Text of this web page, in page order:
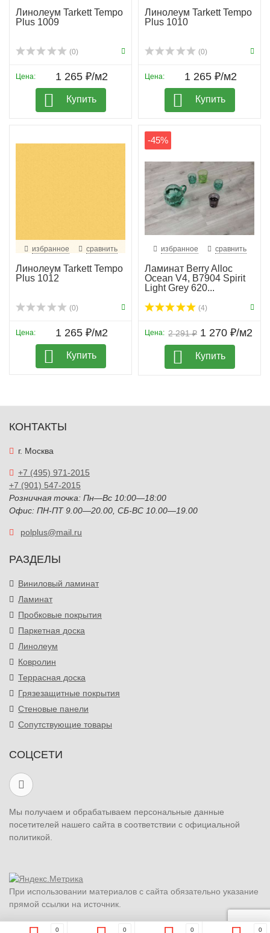
Линолеум Tarkett Tempo
Plus 1009
(0)
Цена: 1 265 ₽/м2
Купить
Линолеум Tarkett Tempo
Plus 1010
(0)
Цена: 1 265 ₽/м2
Купить
избранное сравнить
Линолеум Tarkett Tempo
Plus 1012
(0)
Цена: 1 265 ₽/м2
Купить
-45%
избранное сравнить
Ламинат Berry Alloc
Ocean V4, B7904 Spirit
Light Grey 620...
(4)
2 291 ₽
Цена: 1 270 ₽/м2
Купить
КОНТАКТЫ
г. Москва
+7 (495) 971-2015
+7 (901) 547-2015
Розничная точка: Пн—Вс 10:00—18:00
Офис: ПН-ПТ 9.00—20.00, СБ-ВС 10.00—19.00
polplus@mail.ru
РАЗДЕЛЫ
Виниловый ламинат
Ламинат
Пробковые покрытия
Паркетная доска
Линолеум
Ковролин
Террасная доска
Грязезащитные покрытия
Стеновые панели
Сопутствующие товары
СОЦСЕТИ
Мы получаем и обрабатываем персональные данные
посетителей нашего сайта в соответствии с официальной
политикой.
При использовании материалов с сайта обязательно указание
прямой ссылки на источник.
0 0 0 0